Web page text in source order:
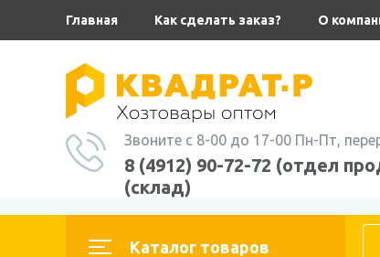
Главная Как сделать заказ? О
Звоните с 8-00 до 17-00 Пн-Пт,
8 (4912) 90-72-72 (отдел
(склад)
Каталог товаров
Главная ТОВАРЫ ДЛЯ